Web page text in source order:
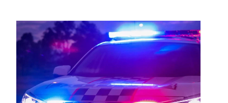
Απόψεις
Test Drive
Δοκιμή